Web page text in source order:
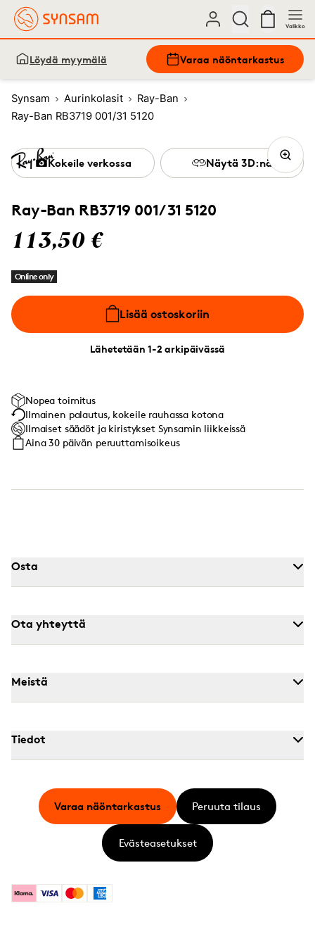
Valikko
Löydä myymälä Varaa näöntarkastus
Synsam Aurinkolasit
Ray-Ban
Ray-Ban RB3719 001/31 5120
Ray-Ban RB3719 001/31 5120
113,50 €
Online only
Lisää ostoskoriin
Lähetetään 1-2 arkipäivässä
Kokeile verkossa Näytä 3D:nä
Nopea toimitus
Ilmainen palautus, kokeile rauhassa kotona
Ilmaiset säädöt ja kiristykset Synsamin liikkeissä
Aina 30 päivän peruuttamisoikeus
Osta
Ota yhteyttä
Meistä
Tiedot
KlarnaVisa MastercardAmerican Express
Varaa näöntarkastus Peruuta tilaus
Evästeasetukset